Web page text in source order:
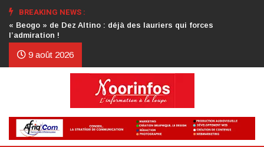
BREAKING NEWS :
Crise au CDP : l’authentification de la lettre du président
d’honneur toujours attendue
9 août 2026